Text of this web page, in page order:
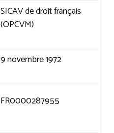
SICAV de droit français
(OPCVM)
9 novembre 1972
FR0000287955